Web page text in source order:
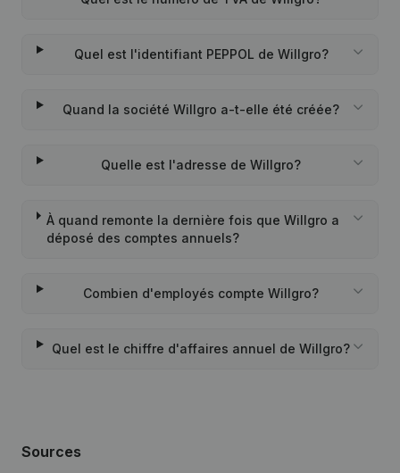
Quel est l'identifiant PEPPOL de Willgro?
Quand la société Willgro a-t-elle été créée?
Quelle est l'adresse de Willgro?
À quand remonte la dernière fois que Willgro a
déposé des comptes annuels?
Combien d'employés compte Willgro?
Quel est le chiffre d'affaires annuel de Willgro?
Sources